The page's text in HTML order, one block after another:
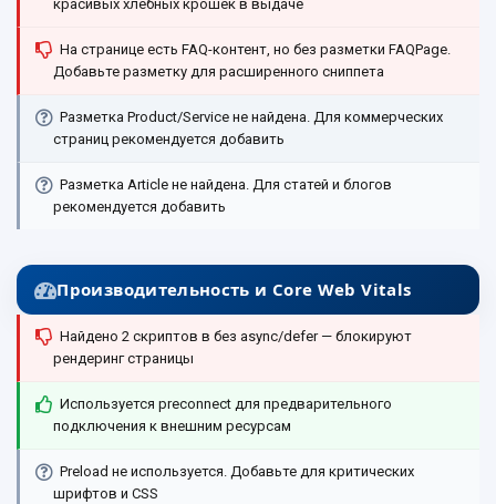
красивых хлебных крошек в выдаче
На странице есть FAQ-контент, но без разметки FAQPage.
Добавьте разметку для расширенного сниппета
Разметка Product/Service не найдена. Для коммерческих
страниц рекомендуется добавить
Разметка Article не найдена. Для статей и блогов
рекомендуется добавить
Производительность и Core Web Vitals
Найдено 2 скриптов в без async/defer — блокируют
рендеринг страницы
Используется preconnect для предварительного
подключения к внешним ресурсам
Preload не используется. Добавьте для критических
шрифтов и CSS